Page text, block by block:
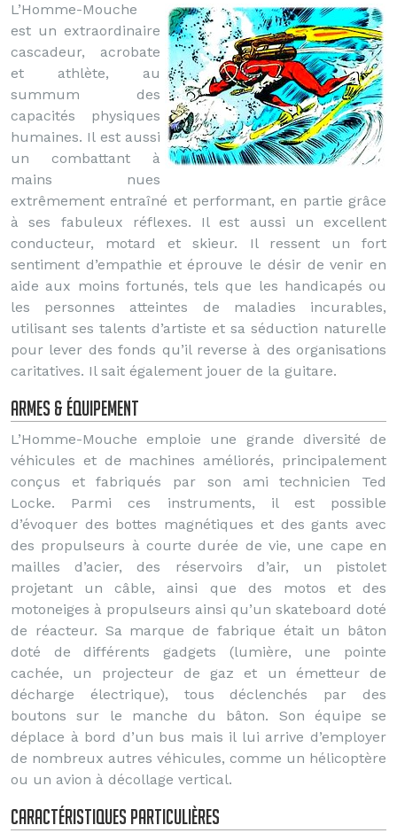
L’Homme-Mouche
est un extraordinaire
cascadeur, acrobate
et athlète, au
summum des
capacités physiques
humaines. Il est aussi
un combattant à
mains nues
extrêmement entraîné et performant, en partie grâce
à ses fabuleux réflexes. Il est aussi un excellent
conducteur, motard et skieur. Il ressent un fort
sentiment d’empathie et éprouve le désir de venir en
aide aux moins fortunés, tels que les handicapés ou
les personnes atteintes de maladies incurables,
utilisant ses talents d’artiste et sa séduction naturelle
pour lever des fonds qu’il reverse à des organisations
caritatives. Il sait également jouer de la guitare.
Armes & équipement
L’Homme-Mouche emploie une grande diversité de
véhicules et de machines améliorés, principalement
conçus et fabriqués par son ami technicien Ted
Locke. Parmi ces instruments, il est possible
d’évoquer des bottes magnétiques et des gants avec
des propulseurs à courte durée de vie, une cape en
mailles d’acier, des réservoirs d’air, un pistolet
projetant un câble, ainsi que des motos et des
motoneiges à propulseurs ainsi qu’un skateboard doté
de réacteur. Sa marque de fabrique était un bâton
doté de différents gadgets (lumière, une pointe
cachée, un projecteur de gaz et un émetteur de
décharge électrique), tous déclenchés par des
boutons sur le manche du bâton. Son équipe se
déplace à bord d’un bus mais il lui arrive d’employer
de nombreux autres véhicules, comme un hélicoptère
ou un avion à décollage vertical.
Caractéristiques particulières